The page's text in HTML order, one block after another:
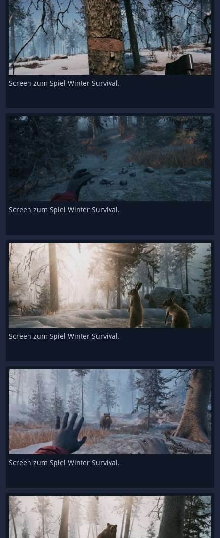
Screen zum Spiel Winter Survival.
Screen zum Spiel Winter Survival.
Screen zum Spiel Winter Survival.
Screen zum Spiel Winter Survival.